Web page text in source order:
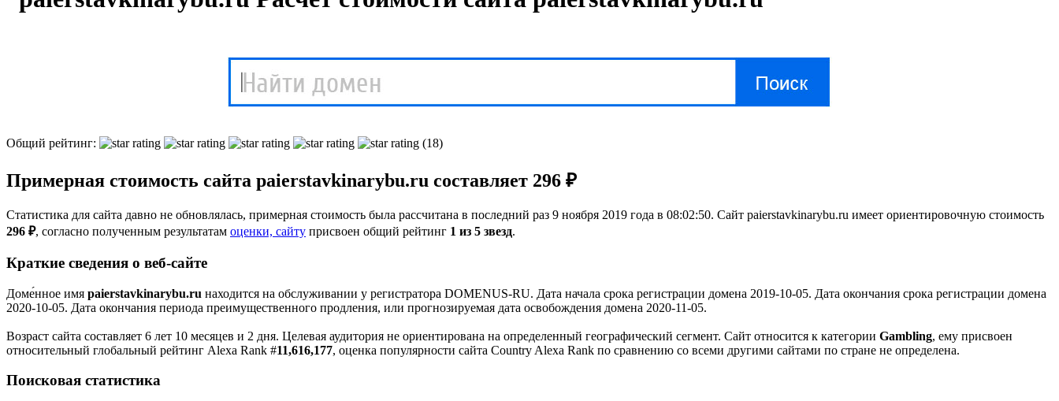
Общий рейтинг: (18)
Примерная стоимость сайта paierstavkinarybu.ru составляет 296 ₽
Статистика для сайта давно не обновлялась, примерная стоимость была рассчитана в последний раз 9 ноября 2019 года в 08:02:50. Сайт paierstavkinarybu.ru имеет ориентировочную стоимость
296 ₽, cогласно полученным результатам оценки, сайту присвоен общий рейтинг 1 из 5 звезд.
Краткие сведения о веб-сайте
Доме́нное имя paierstavkinarybu.ru находится на обслуживании у регистратора DOMENUS-RU. Дата начала срока регистрации домена 2019-10-05. Дата окончания срока регистрации домена
2020-10-05. Дата окончания периода преимущественного продления, или прогнозируемая дата освобождения домена 2020-11-05.
Возраст сайта составляет 6 лет 10 месяцев и 2 дня. Целевая аудитория не ориентирована на определенный географический сегмент. Сайт относится к категории Gambling, ему присвоен
относительный глобальный рейтинг Alexa Rank #11,616,177, оценка популярности сайта Country Alexa Rank по сравнению со всеми другими сайтами по стране не определена.
Поисковая статистика